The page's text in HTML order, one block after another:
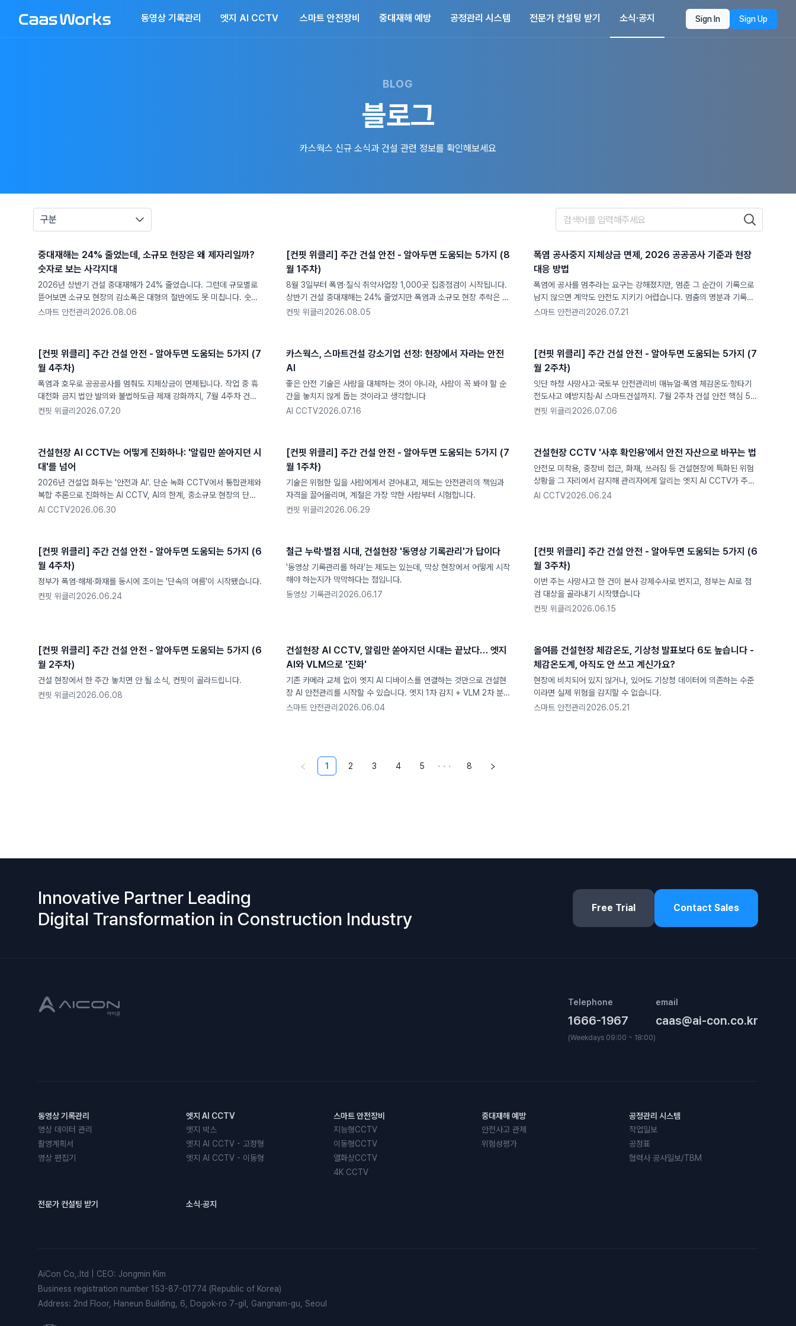
동영상 기록관리 엣지 AI CCTV 스마트 안전장비 중대재해 예방 공정관리 시스템 전문가 컨설팅 받기 소식·공지 Sign In Sign Up
BLOG
블로그
카스웍스 신규 소식과 건설 관련 정보를 확인해보세요
구분
중대재해는 24% 줄었는데, 소규모 현장은 왜 제자리일까?
숫자로 보는 사각지대
2026년 상반기 건설 중대재해가 24% 줄었습니다. 그런데 규모별로
뜯어보면 소규모 현장의 감소폭은 대형의 절반에도 못 미칩니다. 숫자
가 말하는 사각지대를 짚었습니다.
스마트 안전관리 2026.08.06
[컨핏 위클리] 주간 건설 안전 - 알아두면 도움되는 5가지 (8
월 1주차)
8월 3일부터 폭염·질식 취약사업장 1,000곳 집중점검이 시작됩니다.
상반기 건설 중대재해는 24% 줄었지만 폭염과 소규모 현장 추락은 여
전한 사각지대입니다.
컨핏 위클리 2026.08.05
폭염 공사중지 지체상금 면제, 2026 공공공사 기준과 현장
대응 방법
폭염에 공사를 멈추라는 요구는 강해졌지만, 멈춘 그 순간이 기록으로
남지 않으면 계약도 안전도 지키기 어렵습니다. 멈춤의 명분과 기록이
왜 하나인지 짚었습니다.
스마트 안전관리2026.07.21
[컨핏 위클리] 주간 건설 안전 - 알아두면 도움되는 5가지 (7
월 4주차)
폭염과 호우로 공공공사를 멈춰도 지체상금이 면제됩니다. 작업 중 휴
대전화 금지 법안 발의와 불법하도급 제재 강화까지, 7월 4주차 건설
안전 뉴스 5가지를 현장 관점에서 정리했습니다.
컨핏 위클리 2026.07.20
카스웍스, 스마트건설 강소기업 선정: 현장에서 자라는 안전
AI
좋은 안전 기술은 사람을 대체하는 것이 아니라, 사람이 꼭 봐야 할 순
간을 놓치지 않게 돕는 것이라고 생각합니다
AI CCTV2026.07.16
[컨핏 위클리] 주간 건설 안전 - 알아두면 도움되는 5가지 (7
월 2주차)
잇단 하청 사망사고·국토부 안전관리비 매뉴얼·폭염 체감온도·항타기
전도사고 예방지침·AI 스마트건설까지. 7월 2주차 건설 안전 핵심 5가
지를 컨핏이 정리했습니다.
컨핏 위클리2026.07.06
건설현장 AI CCTV는 어떻게 진화하나: '알림만 쏟아지던 시
대'를 넘어
2026년 건설업 화두는 '안전과 AI'. 단순 녹화 CCTV에서 통합관제와
복합 추론으로 진화하는 AI CCTV, AI의 한계, 중소규모 현장의 단계
별 도입법, 산안비 100% 계상까지 정리했습니다
AI CCTV2026.06.30
[컨핏 위클리] 주간 건설 안전 - 알아두면 도움되는 5가지 (7
월 1주차)
기술은 위험한 일을 사람에게서 걷어내고, 제도는 안전관리의 책임과
자격을 끌어올리며, 계절은 가장 약한 사람부터 시험합니다.
컨핏 위클리 2026.06.29
건설현장 CCTV '사후 확인용'에서 안전 자산으로 바꾸는 법
안전모 미착용, 중장비 접근, 화재, 쓰러짐 등 건설현장에 특화된 위험
상황을 그 자리에서 감지해 관리자에게 알리는 엣지 AI CCTV가 주목
받고 있습니다.
AI CCTV2026.06.24
[컨핏 위클리] 주간 건설 안전 - 알아두면 도움되는 5가지 (6
월 4주차)
정부가 폭염·해체·화재를 동시에 조이는 '단속의 여름'이 시작됐습니다.
컨핏 위클리 2026.06.24
철근 누락·벌점 시대, 건설현장 '동영상 기록관리'가 답이다
'동영상 기록관리를 하라'는 제도는 있는데, 막상 현장에서 어떻게 시작
해야 하는지가 막막하다는 점입니다.
동영상 기록관리 2026.06.17
[컨핏 위클리] 주간 건설 안전 - 알아두면 도움되는 5가지 (6
월 3주차)
이번 주는 사망사고 한 건이 본사 강제수사로 번지고, 정부는 AI로 점
검 대상을 골라내기 시작했습니다
컨핏 위클리2026.06.15
[컨핏 위클리] 주간 건설 안전 - 알아두면 도움되는 5가지 (6
월 2주차)
건설 현장에서 한 주간 놓치면 안 될 소식, 컨핏이 골라드립니다.
컨핏 위클리 2026.06.08
건설현장 AI CCTV, 알림만 쏟아지던 시대는 끝났다… 엣지
AI와 VLM으로 '진화'
기존 카메라 교체 없이 엣지 AI 디바이스를 연결하는 것만으로 건설현
장 AI 안전관리를 시작할 수 있습니다. 엣지 1차 감지 + VLM 2차 분
석 하이브리드 구조로 복합위험을 판단하고, 보고서와 TBM까지 자동
스마트 안전관리 2026.06.04
올여름 건설현장 체감온도, 기상청 발표보다 6도 높습니다 -
체감온도계, 아직도 안 쓰고 계신가요?
현장에 비치되어 있지 않거나, 있어도 기상청 데이터에 의존하는 수준
이라면 실제 위험을 감지할 수 없습니다.
스마트 안전관리2026.05.21
1 2 3 4 5 ••• 8
Innovative Partner Leading
Digital Transformation in Construction Industry
Free Trial Contact Sales
Telephone
1666-1967
(Weekdays 09:00 ~ 18:00)
email
caas@ai-con.co.kr
동영상 기록관리
영상 데이터 관리
촬영계획서
영상 편집기
엣지 AI CCTV
엣지 박스
엣지 AI CCTV - 고정형
엣지 AI CCTV - 이동형
스마트 안전장비
지능형CCTV
이동형CCTV
열화상CCTV
4K CCTV
중대재해 예방
안전사고 관제
위험성평가
공정관리 시스템
작업일보
공정표
협력사 공사일보/TBM
전문가 컨설팅 받기 소식·공지
AiCon Co,.ltd CEO: Jongmin Kim
Business registration number 153-87-01774 (Republic of Korea)
Address: 2nd Floor, Haneun Building, 6, Dogok-ro 7-gil, Gangnam-gu, Seoul